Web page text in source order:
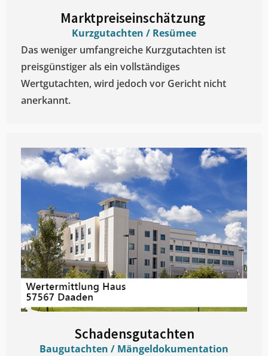
Marktpreiseinschätzung ​
Kurzgutachten / Resümee
Das weniger umfangreiche Kurzgutachten ist
preisgünstiger als ein vollständiges
Wertgutachten, wird jedoch vor Gericht nicht
anerkannt.
Schadensgutachten
Baugutachten / Mängeldokumentation